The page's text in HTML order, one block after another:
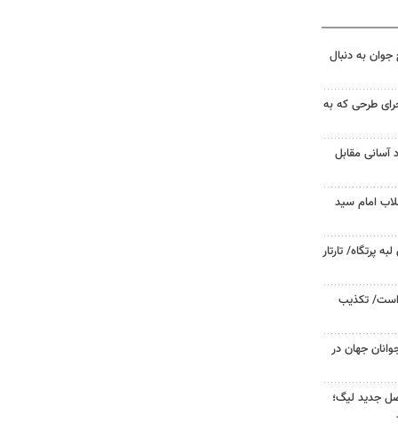
به دنبال
طرحی که به
آسانی مقابل
امام سید
پرتگاه/ تارتار
است/ تکذیب
جهان در
جدید لیگ؛